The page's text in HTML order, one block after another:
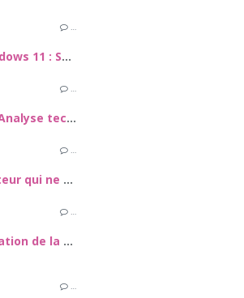
…
Problèmes courants sur Windows 11 : Solutions pour réparer votre PC
…
Réparabilité de l'iPhone 17 : Analyse technique, enjeux et guide de maintenance
…
Comment réparer un ordinateur qui ne s'allume pas
…
Bruit inhabituel et augmentation de la vitesse du ventilateur d'un Mac
…